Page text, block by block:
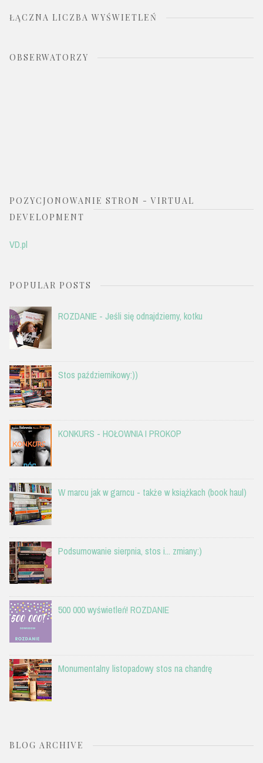
ŁĄCZNA LICZBA WYŚWIETLEŃ
OBSERWATORZY
POZYCJONOWANIE STRON - VIRTUAL
DEVELOPMENT
VD.pl
POPULAR POSTS
ROZDANIE - Jeśli się odnajdziemy, kotku
Stos październikowy:))
KONKURS - HOŁOWNIA I PROKOP
W marcu jak w garncu - także w książkach (book haul)
Podsumowanie sierpnia, stos i... zmiany:)
500 000 wyświetleń! ROZDANIE
Monumentalny listopadowy stos na chandrę
BLOG ARCHIVE